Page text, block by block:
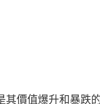
其價值爆升和暴跌